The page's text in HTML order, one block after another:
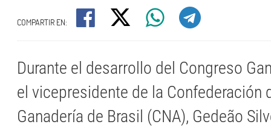
COMPARTIR EN:
Durante el desarrollo del Congreso
el vicepresidente de la Confederación
Ganadería de Brasil (CNA), Gedeão